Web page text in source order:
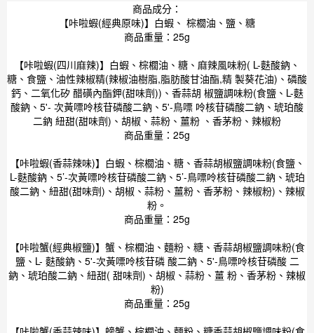
商品成分：
【咔啦蝦(經典原味)】白蝦、 棕櫚油、鹽、糖
商品重量：25g
【咔啦蝦(四川麻辣)】白蝦、棕櫚油、糖、麻辣風味粉( L-麩酸鈉、
糖、食鹽、油性辣椒精(辣椒油樹脂,脂肪酸甘油酯,精 製葵花油)、磷酸
鈣、二氧化矽 醋磺內酯鉀(甜味劑))、香蒜胡 椒鹽調味粉(食鹽、L-麩
酸鈉、5'- 次黃嘌呤核苷磷酸二鈉、5'-鳥嘌 呤核苷磷酸二鈉、琥珀酸
二鈉 紐甜(甜味劑)、胡椒、蒜粉、薑粉 、香茅粉、辣椒粉
商品重量：25g
【咔啦蝦(香蒜辣味)】白蝦、棕櫚油、糖、香蒜胡椒鹽調味粉(食鹽、
L-麩酸鈉、5’-次黃嘌呤核苷磷酸二鈉、5’-鳥嘌呤核苷磷酸二鈉、琥珀
酸二鈉、紐甜(甜味劑)、胡椒、蒜粉、薑粉、香茅粉、辣椒粉)、辣椒
粉。
商品重量：25g
【咔啦蟹(經典椒鹽)】蟹、棕櫚油、麵粉、糖、香蒜胡椒鹽調味粉(食
鹽、L- 麩酸鈉、5'-次黃嘌呤核苷磷 酸二鈉、5'-鳥嘌呤核苷磷酸 二
鈉、琥珀酸二鈉、紐甜( 甜味劑)、胡椒、蒜粉、薑 粉、香茅粉、辣椒
粉)
商品重量：25g